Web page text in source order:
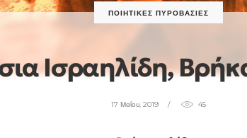
ΠΟΙΗΤΙΚΈΣ ΠΥΡΟΒΑΣΊΕΣ
Ισραηλίδη, Βρήκα
17 Μαΐου, 2019 45